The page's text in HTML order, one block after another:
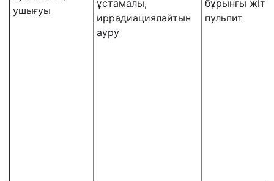
ушығуы
ұстамалы,
иррадиациялайтын
ауру
бұрынғы жіті
пульпит